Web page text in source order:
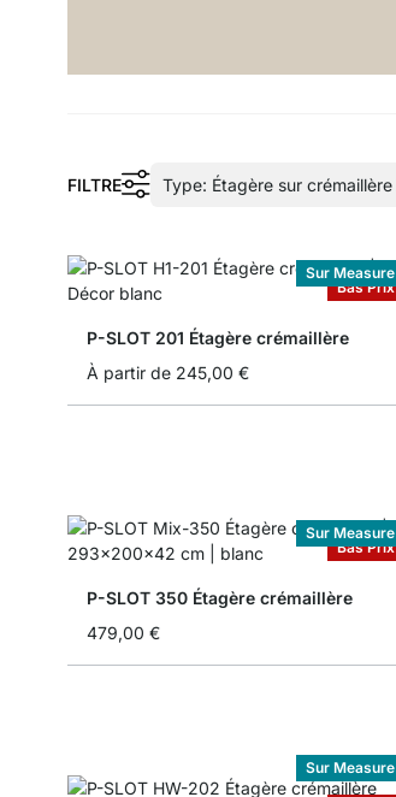
FILTRE Type: Étagère sur crémaillère
Bas Prix
Sur Measure
P-SLOT 201 Étagère crémaillère
À partir de 245,00 €
Bas Prix
Sur Measure
P-SLOT 350 Étagère crémaillère
479,00 €
Sur Measure